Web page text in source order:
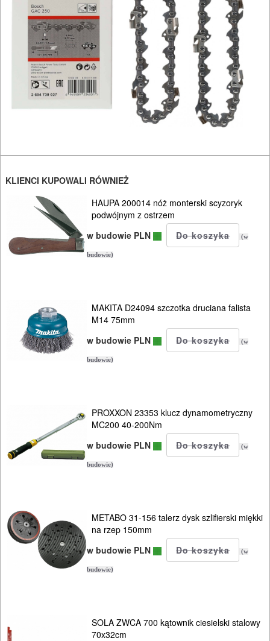
OSPRZĘT
HYDRAULICZNE
NARZĘDZIA
INSTALACYJNE,
PNEUMATYCZNE
KOMPRESORY
NARZĘDZIA
SPAWALNICTWO
PROSTOWNIKI
OSPRZĘT
ROBOCZA
I
AGD
OGRODNICZE
NARZĘDZIA
KLIENCI KUPOWALI RÓWNIEŻ
HAUPA 200014 nóż monterski scyzoryk
podwójnym z ostrzem
w budowie PLN
(w
budowie)
MAKITA D24094 szczotka druciana falista
M14 75mm
w budowie PLN
(w
budowie)
PROXXON 23353 klucz dynamometryczny
MC200 40-200Nm
w budowie PLN
(w
budowie)
METABO 31-156 talerz dysk szlifierski miękki
na rzep 150mm
w budowie PLN
(w
budowie)
SOLA ZWCA 700 kątownik ciesielski stalowy
70x32cm